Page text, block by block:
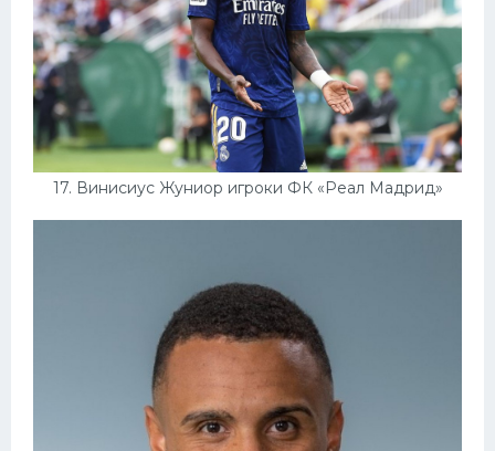
17. Винисиус Жуниор игроки ФК «Реал Мадрид»